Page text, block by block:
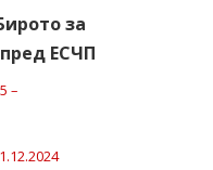
за
ЕСЧП
–